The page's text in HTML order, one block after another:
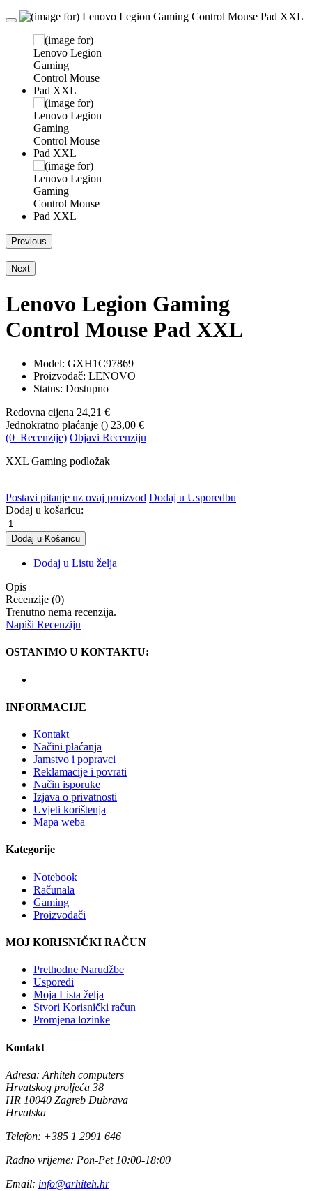
Previous
Next
Lenovo Legion Gaming
Control Mouse Pad XXL
Model: GXH1C97869
Proizvođač: LENOVO
Status: Dostupno
Redovna cijena 24,21 €
Jednokratno plaćanje () 23,00 €
(0 Recenzije) Objavi Recenziju
XXL Gaming podložak
Postavi pitanje uz ovaj proizvod Dodaj u Usporedbu
Dodaj u košaricu:
Dodaj u Listu želja
Opis
Recenzije (0)
Trenutno nema recenzija.
Napiši Recenziju
OSTANIMO U KONTAKTU:
INFORMACIJE
Kontakt
Načini plaćanja
Jamstvo i popravci
Reklamacije i povrati
Način isporuke
Izjava o privatnosti
Uvjeti korištenja
Mapa weba
Kategorije
Notebook
Računala
Gaming
Proizvođači
MOJ KORISNIČKI RAČUN
Prethodne Narudžbe
Usporedi
Moja Lista želja
Stvori Korisnički račun
Promjena lozinke
Kontakt
Adresa: Arhiteh computers
Hrvatskog proljeća 38
HR 10040 Zagreb Dubrava
Hrvatska
Telefon: +385 1 2991 646
Radno vrijeme: Pon-Pet 10:00-18:00
Email: info@arhiteh.hr